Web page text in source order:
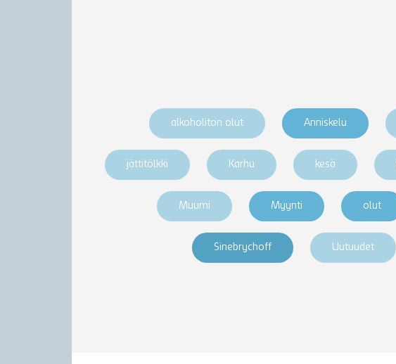
alkoholiton olut Anniskelu
jättitölkki Karhu kesä
Muumi Myynti olut
Sinebrychoff Uutuudet